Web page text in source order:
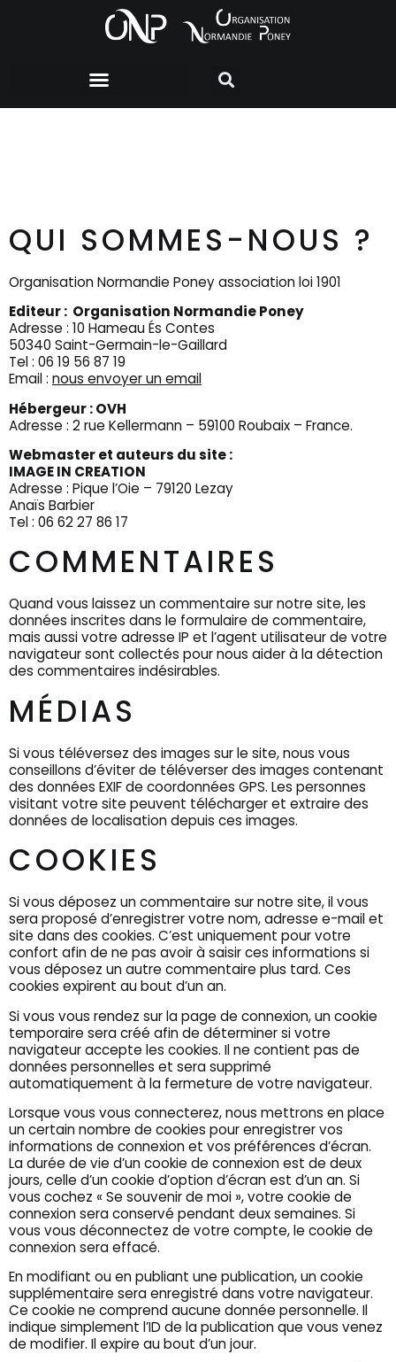
QUI SOMMES-NOUS ?
Organisation Normandie Poney association loi 1901
Editeur : Organisation Normandie Poney
Adresse : 10 Hameau És Contes
50340 Saint-Germain-le-Gaillard
Tel : 06 19 56 87 19
Email : nous envoyer un email
Hébergeur : OVH
Adresse : 2 rue Kellermann – 59100 Roubaix – France.
Webmaster et auteurs du site :
IMAGE IN CREATION
Adresse : Pique l’Oie – 79120 Lezay
Anaïs Barbier
Tel : 06 62 27 86 17
COMMENTAIRES
Quand vous laissez un commentaire sur notre site, les
données inscrites dans le formulaire de commentaire,
mais aussi votre adresse IP et l’agent utilisateur de votre
navigateur sont collectés pour nous aider à la détection
des commentaires indésirables.
MÉDIAS
Si vous téléversez des images sur le site, nous vous
conseillons d’éviter de téléverser des images contenant
des données EXIF de coordonnées GPS. Les personnes
visitant votre site peuvent télécharger et extraire des
données de localisation depuis ces images.
COOKIES
Si vous déposez un commentaire sur notre site, il vous
sera proposé d’enregistrer votre nom, adresse e-mail et
site dans des cookies. C’est uniquement pour votre
confort afin de ne pas avoir à saisir ces informations si
vous déposez un autre commentaire plus tard. Ces
cookies expirent au bout d’un an.
Si vous vous rendez sur la page de connexion, un cookie
temporaire sera créé afin de déterminer si votre
navigateur accepte les cookies. Il ne contient pas de
données personnelles et sera supprimé
automatiquement à la fermeture de votre navigateur.
Lorsque vous vous connecterez, nous mettrons en place
un certain nombre de cookies pour enregistrer vos
informations de connexion et vos préférences d’écran.
La durée de vie d’un cookie de connexion est de deux
jours, celle d’un cookie d’option d’écran est d’un an. Si
vous cochez « Se souvenir de moi », votre cookie de
connexion sera conservé pendant deux semaines. Si
vous vous déconnectez de votre compte, le cookie de
connexion sera effacé.
En modifiant ou en publiant une publication, un cookie
supplémentaire sera enregistré dans votre navigateur.
Ce cookie ne comprend aucune donnée personnelle. Il
indique simplement l’ID de la publication que vous venez
de modifier. Il expire au bout d’un jour.